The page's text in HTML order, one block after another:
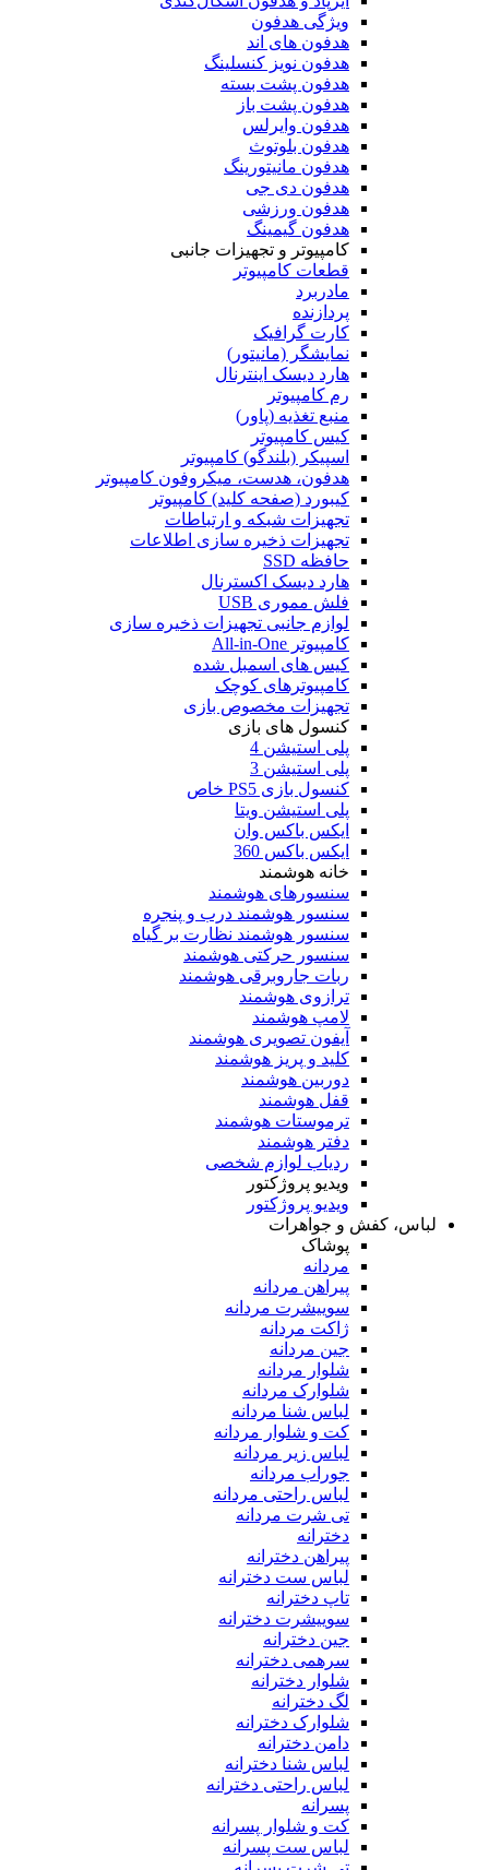
ویژگی هدفون
هدفون های اند
هدفون نویز کنسلینگ
هدفون پشت بسته
هدفون پشت باز
هدفون وایرلس
هدفون بلوتوث
هدفون مانیتورینگ
هدفون دی جی
هدفون ورزشی
هدفون گیمینگ
کامپیوتر و تجهیزات جانبی
قطعات کامپیوتر
مادربرد
پردازنده
کارت گرافیک
نمایشگر (مانیتور)
هارد دیسک اینترنال
رم کامپیوتر
منبع تغذیه (پاور)
کیس کامپیوتر
اسپیکر (بلندگو) کامپیوتر
هدفون، هدست، میکروفون کامپیوتر
کیبورد (صفحه کلید) کامپیوتر
تجهیزات شبکه و ارتباطات
تجهیزات ذخیره سازی اطلاعات
حافظه SSD
هارد دیسک اکسترنال
فلش مموری USB
لوازم جانبی تجهیزات ذخیره سازی
کامپیوتر All-in-One
کیس های اسمبل شده
کامپیوترهای کوچک
تجهیزات مخصوص بازی
کنسول های بازی
پلی استیشن 4
پلی استیشن 3
کنسول بازی PS5 خاص
پلی استیشن ویتا
ایکس باکس وان
ایکس باکس 360
خانه هوشمند
سنسورهای هوشمند
سنسور هوشمند درب و پنجره
سنسور هوشمند نظارت بر گیاه
سنسور حرکتی هوشمند
ربات جاروبرقی هوشمند
ترازوی هوشمند
لامپ هوشمند
آیفون تصویری هوشمند
کلید و پریز هوشمند
دوربین هوشمند
قفل هوشمند
ترموستات هوشمند
دفتر هوشمند
ردیاب لوازم شخصی
ویدیو پروژکتور
ویدیو پروژکتور
لباس، کفش و جواهرات
پوشاک
مردانه
پیراهن مردانه
سوییشرت مردانه
ژاکت مردانه
جین مردانه
شلوار مردانه
شلوارک مردانه
لباس شنا مردانه
کت و شلوار مردانه
لباس زیر مردانه
جوراب مردانه
لباس راحتی مردانه
تی شرت مردانه
دخترانه
پیراهن دخترانه
لباس ست دخترانه
تاپ دخترانه
سوییشرت دخترانه
جین دخترانه
سرهمی دخترانه
شلوار دخترانه
لگ دخترانه
شلوارک دخترانه
دامن دخترانه
لباس شنا دخترانه
لباس راحتی دخترانه
پسرانه
کت و شلوار پسرانه
لباس ست پسرانه